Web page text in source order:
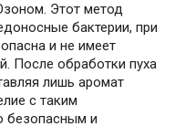
Этот метод
бактерии, при
и не имеет
После обработки пуха
лишь аромат
с таким
безопасным и